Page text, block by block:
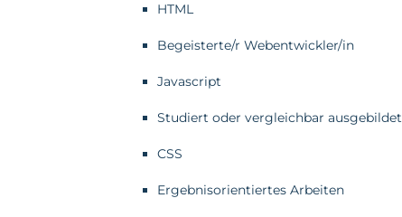
HTML
Begeisterte/r Webentwickler/in
Javascript
Studiert oder vergleichbar ausgebildet
CSS
Ergebnisorientiertes Arbeiten